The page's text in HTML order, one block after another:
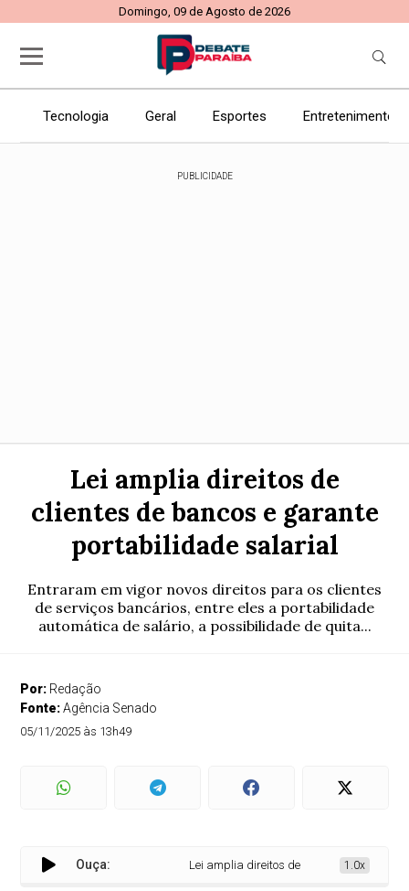
Domingo, 09 de Agosto de 2026
Tecnologia Geral Esportes Entretenimento
PUBLICIDADE
Lei amplia direitos de
clientes de bancos e garante
portabilidade salarial
Entraram em vigor novos direitos para os clientes
de serviços bancários, entre eles a portabilidade
automática de salário, a possibilidade de quita...
Por: Redação
Fonte:Agência Senado
05/11/2025 às 13h49
Ouça: Lei amplia direitos de clientes de bancos e
1.0x